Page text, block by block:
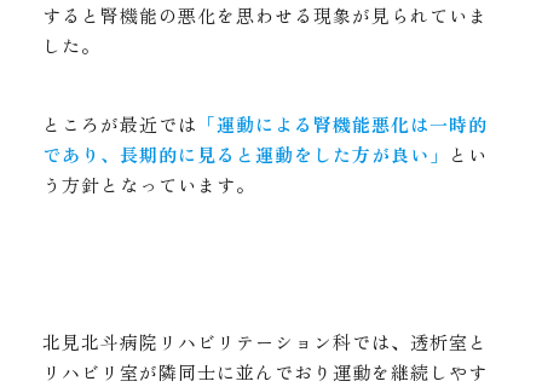
すると腎機能の悪化を思わせる現象が見られていま
した。
ところが最近では 「運動による腎機能悪化は一時的
であり、長期的に見ると運動をした方が良い」
とい
う方針となっています。
北見北斗病院リハビリテーション科では、透析室と
リハビリ室が隣同士に並んでおり運動を継続しやす